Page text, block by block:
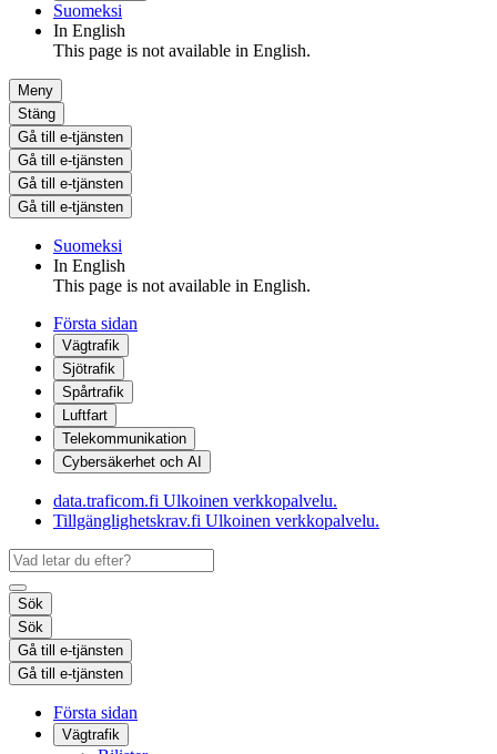
Suomeksi
In English
This page is not available in English.
Meny
Stäng
Gå till e-tjänsten
Gå till e-tjänsten
Gå till e-tjänsten
Gå till e-tjänsten
Suomeksi
In English
This page is not available in English.
Första sidan
Vägtrafik
Sjötrafik
Spårtrafik
Luftfart
Telekommunikation
Cybersäkerhet och AI
data.traficom.fi Ulkoinen verkkopalvelu.
Tillgänglighetskrav.fi Ulkoinen verkkopalvelu.
Sök
Sök
Gå till e-tjänsten
Gå till e-tjänsten
Första sidan
Vägtrafik